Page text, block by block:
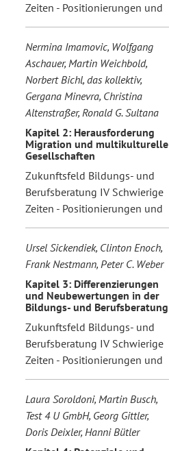
Zeiten - Positionierungen und
Nermina Imamovic, Wolfgang
Aschauer, Martin Weichbold,
Norbert Bichl, das kollektiv,
Gergana Minevra, Christina
Altenstraßer, Ronald G. Sultana
Kapitel 2: Herausforderung
Migration und multikulturelle
Gesellschaften
Zukunftsfeld Bildungs- und
Berufsberatung IV Schwierige
Zeiten - Positionierungen und
Ursel Sickendiek, Clinton Enoch,
Frank Nestmann, Peter C. Weber
Kapitel 3: Differenzierungen
und Neubewertungen in der
Bildungs- und Berufsberatung
Zukunftsfeld Bildungs- und
Berufsberatung IV Schwierige
Zeiten - Positionierungen und
Laura Soroldoni, Martin Busch,
Test 4 U GmbH, Georg Gittler,
Doris Deixler, Hanni Bütler